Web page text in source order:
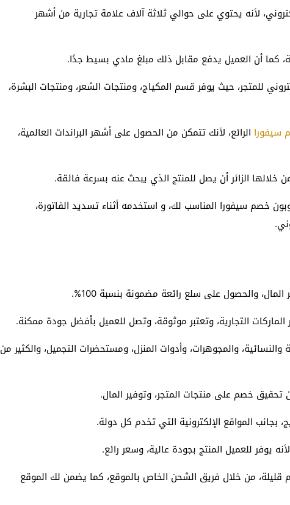
لأنه يحتوي على حوالي ثلاثة آلاف علامة تجارية من أشهر
كما أن العميل يدفع مقابل ذلك مبلغ مادي بسيط جدًا.
للمتجر، حيث يوفر قسم المكياج، ومنتجات الشعر، ومنتجات البشرة،
سيفورا الرائع، لأنك تتمكن من الحصول على أشهر البراندات العالمية،
الزائر أن يصل للمنتج الذي يبحث عنه بسرعة فائقة.
خصم سيفورا المناسب لك، و استخدمه أثناء تسديد الفاتورة،
والحصول على سلع رائعة مضمونة بنسبة 100%.
التجارية، وتعتبر موثوقة، وتصل للعميل بأفضل جودة ممكنة.
والمجوهرات، وأدوات المنزل، ومستحضرات التجميل، والكثير من
تحقيق خصم على منتجات المتجر، وتوفير المال.
بجانب المواقع الإلكترونية التي تخدم كل دولة.
يوفر للعميل المنتج بجودة عالية، وسعر رائع.
قليلة، من خلال فريق الشحن الخاص بالموقع، كما يضمن لك الموقع